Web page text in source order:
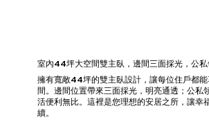
室內44坪大空間雙主臥，邊間三面採光，公
擁有寬敞44坪的雙主臥設計，讓每位住戶都
間。邊間位置帶來三面採光，明亮通透；公私
活便利無比。這裡是您理想的安居之所，讓幸
續。